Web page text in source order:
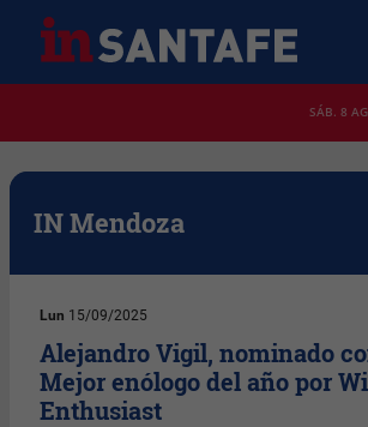
SÁB. 8
IN Mendoza
Lun 15/09/2025
Alejandro Vigil, nominado
Mejor enólogo del año por
Enthusiast